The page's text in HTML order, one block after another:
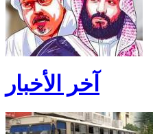
آخر الأخبار